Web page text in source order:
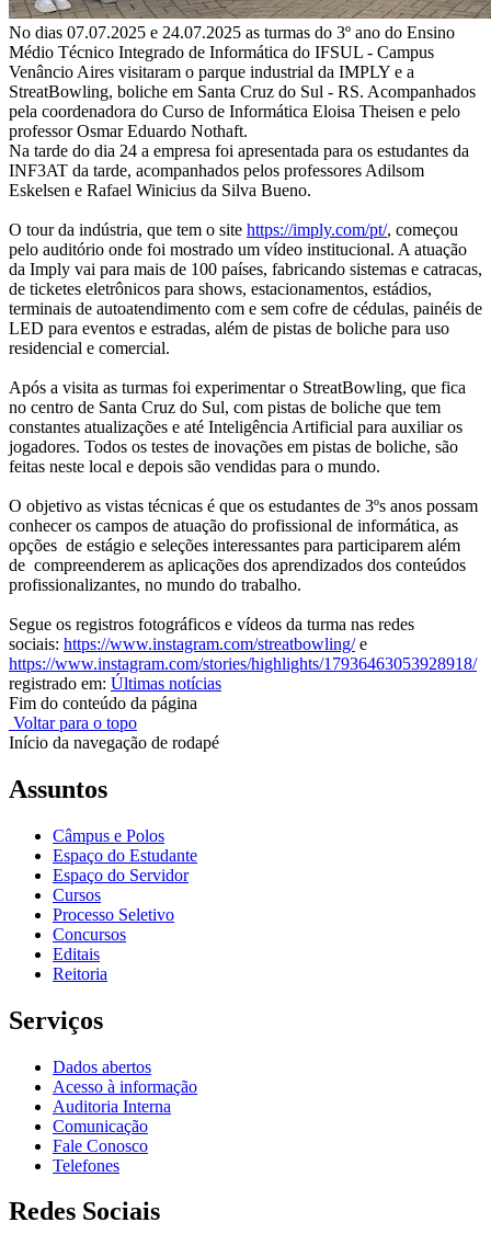
No dias 07.07.2025 e 24.07.2025 as turmas do 3º ano do Ensino
Médio Técnico Integrado de Informática do IFSUL - Campus
Venâncio Aires visitaram o parque industrial da IMPLY e a
StreatBowling, boliche em Santa Cruz do Sul - RS. Acompanhados
pela coordenadora do Curso de Informática Eloisa Theisen e pelo
professor Osmar Eduardo Nothaft.
Na tarde do dia 24 a empresa foi apresentada para os estudantes da
INF3AT da tarde, acompanhados pelos professores Adilsom
Eskelsen e Rafael Winicius da Silva Bueno.
O tour da indústria, que tem o site https://imply.com/pt/, começou
pelo auditório onde foi mostrado um vídeo institucional. A atuação
da Imply vai para mais de 100 países, fabricando sistemas e catracas,
de ticketes eletrônicos para shows, estacionamentos, estádios,
terminais de autoatendimento com e sem cofre de cédulas, painéis de
LED para eventos e estradas, além de pistas de boliche para uso
residencial e comercial.
Após a visita as turmas foi experimentar o StreatBowling, que fica
no centro de Santa Cruz do Sul, com pistas de boliche que tem
constantes atualizações e até Inteligência Artificial para auxiliar os
jogadores. Todos os testes de inovações em pistas de boliche, são
feitas neste local e depois são vendidas para o mundo.
O objetivo as vistas técnicas é que os estudantes de 3ºs anos possam
conhecer os campos de atuação do profissional de informática, as
opções de estágio e seleções interessantes para participarem além
de compreenderem as aplicações dos aprendizados dos conteúdos
profissionalizantes, no mundo do trabalho.
Segue os registros fotográficos e vídeos da turma nas redes
sociais: https://www.instagram.com/streatbowling/e
https://www.instagram.com/stories/highlights/17936463053928918/
registrado em: Últimas notícias
Fim do conteúdo da página
Voltar para o topo
Início da navegação de rodapé
Assuntos
Câmpus e Polos
Espaço do Estudante
Espaço do Servidor
Cursos
Processo Seletivo
Concursos
Editais
Reitoria
Serviços
Dados abertos
Acesso à informação
Auditoria Interna
Comunicação
Fale Conosco
Telefones
Redes Sociais